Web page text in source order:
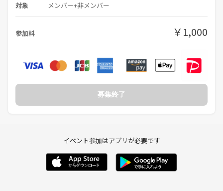
対象 メンバー+非メンバー
参加料 ￥1,000
募集終了
イベント参加はアプリが必要です